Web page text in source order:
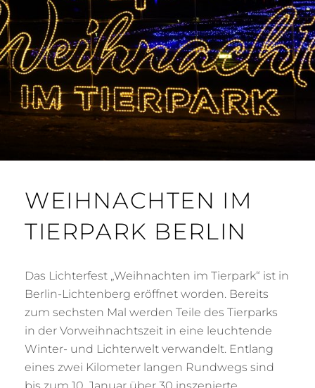
WEIHNACHTEN IM
TIERPARK BERLIN
Das Lichterfest „Weihnachten im Tierpark“ ist in
Berlin-Lichtenberg eröffnet worden. Bereits
zum sechsten Mal werden Teile des Tierparks
in der Vorweihnachtszeit in eine leuchtende
Winter- und Lichterwelt verwandelt. Entlang
eines zwei Kilometer langen Rundwegs sind